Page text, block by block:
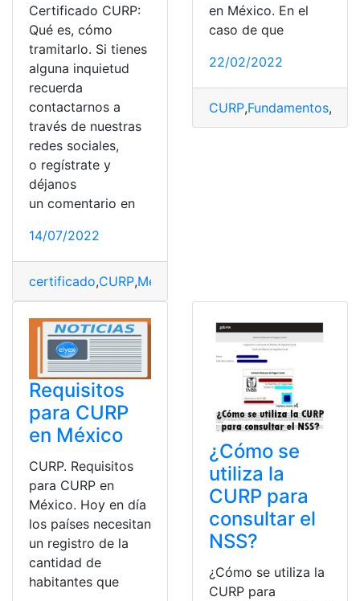
Certificado CURP:
Qué es, cómo
tramitarlo. Si tienes
alguna inquietud
recuerda
contactarnos a
través de nuestras
redes sociales,
o regístrate y
déjanos
un comentario en
14/07/2022
certificado,CURP,México
en México. En el
caso de que
22/02/2022
CURP,Fundamentos,
Requisitos
para CURP
en México
CURP. Requisitos
para CURP en
México. Hoy en día
los países necesitan
un registro de la
cantidad de
habitantes que
¿Cómo se
utiliza la
CURP para
consultar el
NSS?
¿Cómo se utiliza la
CURP para